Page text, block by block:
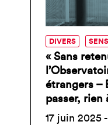
DIVERS
« Sans
étrangers –
passer, rien
17 juin 2025